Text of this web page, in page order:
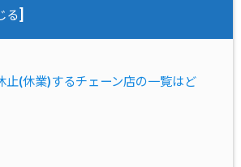
る]
止(休業)するチェーン店の一覧はど